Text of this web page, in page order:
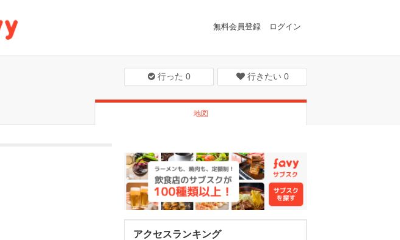
無料会員登録 ログイン
行った 0 行きたい 0
地図
アクセスランキング